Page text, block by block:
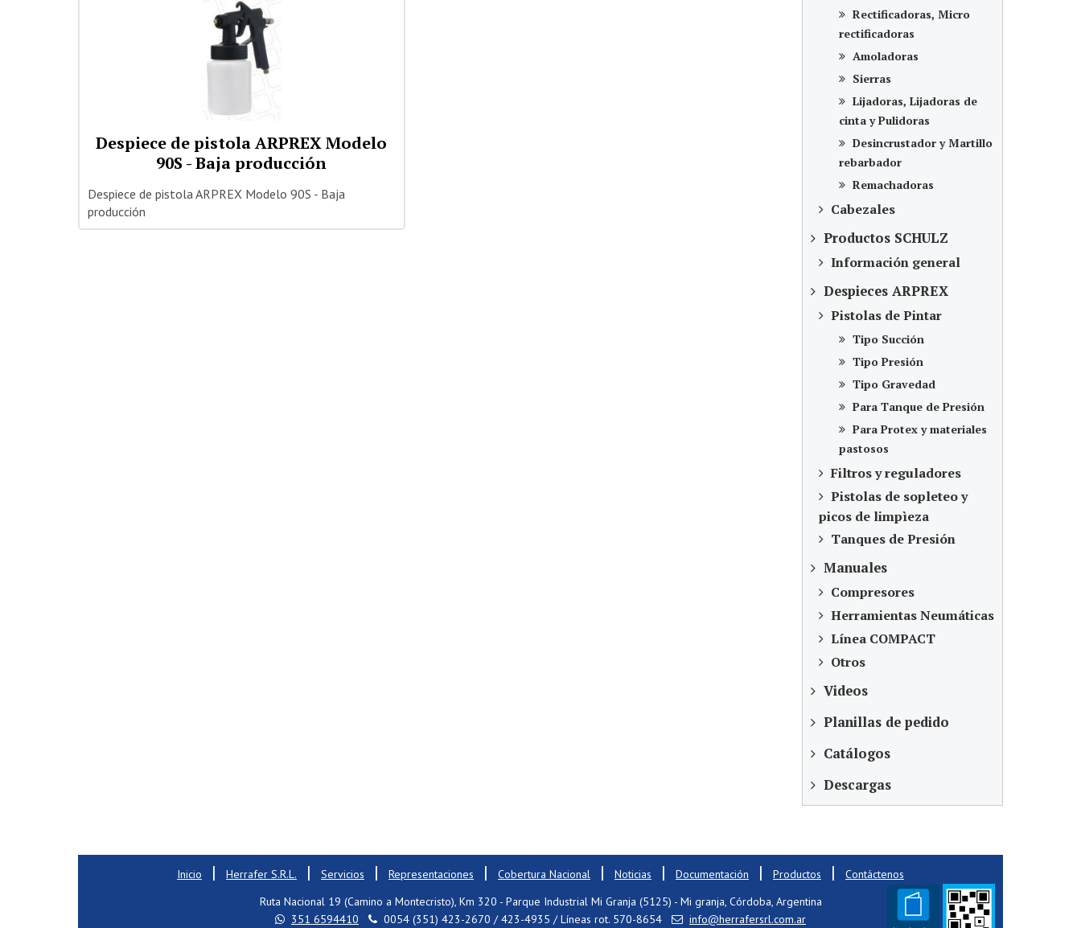
Despiece de pistola ARPREX Modelo
90S - Baja producción
Despiece de pistola ARPREX Modelo 90S - Baja
producción
Rectificadoras, Micro
rectificadoras
Amoladoras
Sierras
Lijadoras, Lijadoras de
cinta y Pulidoras
Desincrustador y Martillo
rebarbador
Remachadoras
Cabezales
Productos SCHULZ
Información general
Despieces ARPREX
Pistolas de Pintar
Tipo Succión
Tipo Presión
Tipo Gravedad
Para Tanque de Presión
Para Protex y materiales
pastosos
Filtros y reguladores
Pistolas de sopleteo y
picos de limpìeza
Tanques de Presión
Manuales
Compresores
Herramientas Neumáticas
Línea COMPACT
Otros
Videos
Planillas de pedido
Catálogos
Descargas
Inicio | Herrafer S.R.L. | Servicios | Representaciones | Cobertura Nacional | Noticias | Documentación | Productos |
Contáctenos
Ruta Nacional 19 (Camino a Montecristo), Km 320 - Parque Industrial Mi Granja (5125) - Mi granja, Córdoba, Argentina
351 6594410
0054 (351) 423-2670 / 423-4935 / Líneas rot. 570-8654 info@herrafersrl.com.ar